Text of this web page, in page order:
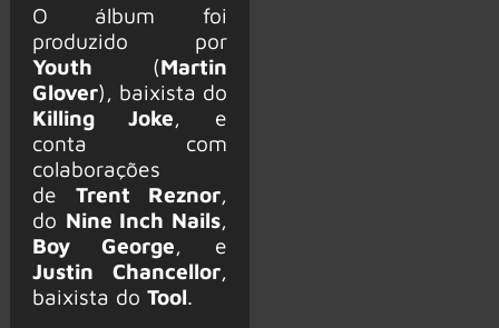
O álbum foi
produzido por
Youth (Martin
Glover), baixista do
Killing Joke , e
conta com
colaborações
de Trent Reznor
do Nine Inch Nails
Boy George , e
Justin Chancellor
baixista do Tool